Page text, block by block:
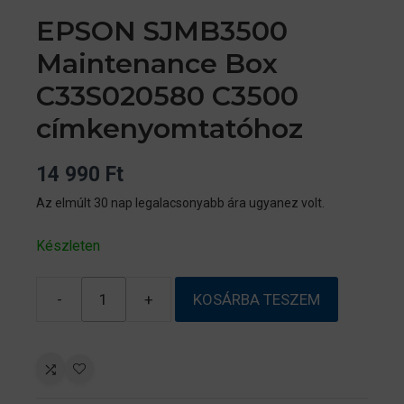
EPSON SJMB3500
Maintenance Box
C33S020580 C3500
címkenyomtatóhoz
14 990 Ft
Az elmúlt 30 nap legalacsonyabb ára ugyanez volt.
Készleten
-
EPSON
+ KOSÁRBA TESZEM